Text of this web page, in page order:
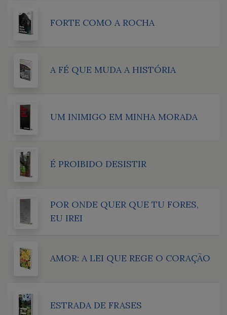
FORTE COMO A ROCHA
A FÉ QUE MUDA A HISTÓRIA
UM INIMIGO EM MINHA MORADA
É PROIBIDO DESISTIR
POR ONDE QUER QUE TU FORES,
EU IREI
AMOR: A LEI QUE REGE O CORAÇÃO
ESTRADA DE FRASES